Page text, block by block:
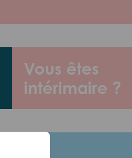
Vous êtes
intérimaire ?